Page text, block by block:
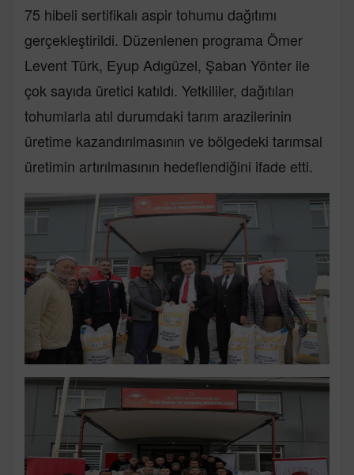
75 hibeli sertifikalı aspir tohumu dağıtımı
gerçekleştirildi. Düzenlenen programa Ömer
Levent Türk, Eyup Adıgüzel, Şaban Yönter ile
çok sayıda üretici katıldı. Yetkililer, dağıtılan
tohumlarla atıl durumdaki tarım arazilerinin
üretime kazandırılmasının ve bölgedeki tarımsal
üretimin artırılmasının hedeflendiğini ifade etti.